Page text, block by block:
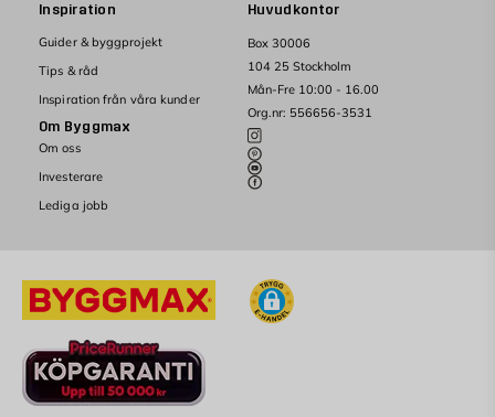
Huvudkontor
Box 30006
104 25 Stockholm
Mån-Fre 10:00 - 16.00
Org.nr: 556656-3531
Inspiration
Guider & byggprojekt
Tips & råd
Inspiration från våra kunder
Om Byggmax
Om oss
Investerare
Lediga jobb